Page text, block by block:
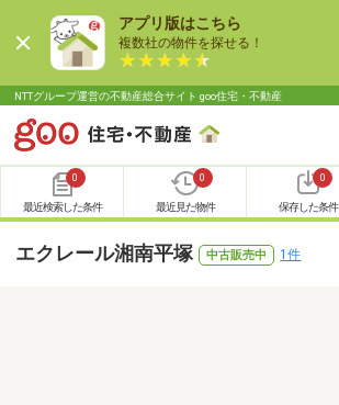
アプリ版はこちら
複数社の物件を探せる！
NTTグループ運営の不動産総合サイト goo住宅・不動産
0
最近検索した条件
0
最近見た物件
0
保存した条件
エクレール湘南平塚 中古販売中 1件